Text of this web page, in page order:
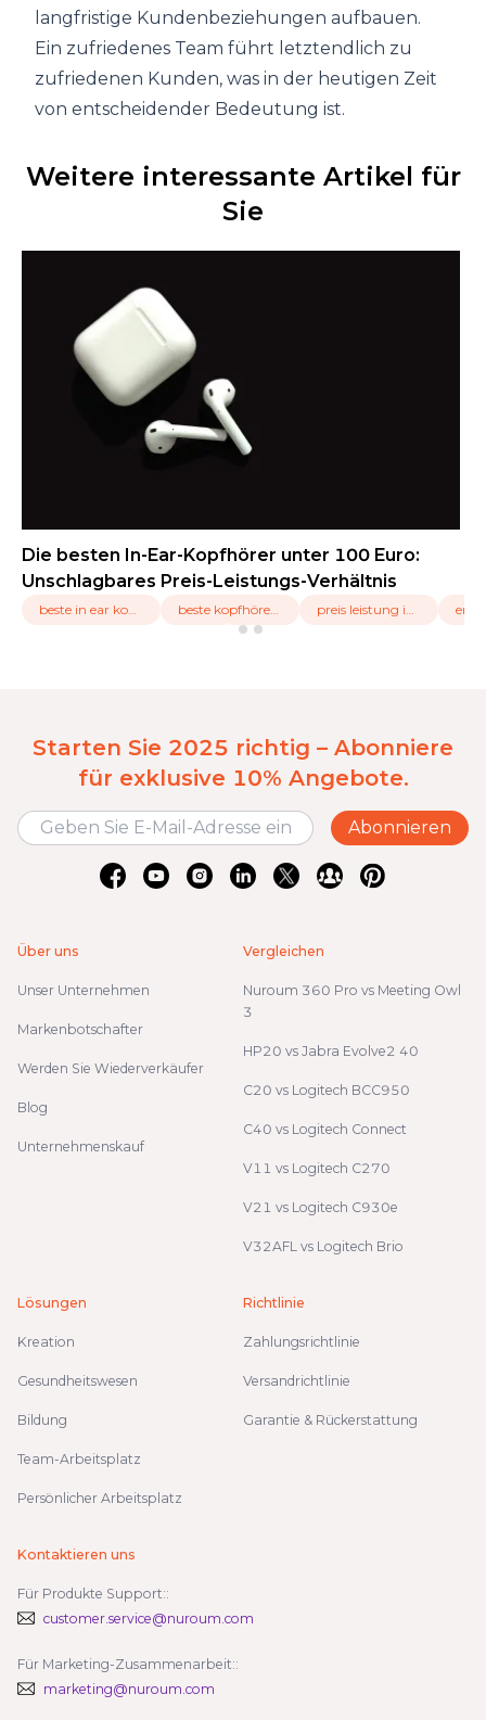
langfristige Kundenbeziehungen aufbauen.
Ein zufriedenes Team führt letztendlich zu
zufriedenen Kunden, was in der heutigen Zeit
von entscheidender Bedeutung ist.
Weitere interessante Artikel für
Sie
Die besten In-Ear-Kopfhörer unter 100 Euro:
Unschlagbares Preis-Leistungs-Verhältnis
enc
Starten Sie 2025 richtig – Abonniere
für exklusive 10% Angebote.
Abonnieren
Über uns
Unser Unternehmen
Markenbotschafter
Werden Sie Wiederverkäufer
Blog
Unternehmenskauf
Vergleichen
Nuroum 360 Pro vs Meeting Owl
3
HP20 vs Jabra Evolve2 40
C20 vs Logitech BCC950
C40 vs Logitech Connect
V11 vs Logitech C270
V21 vs Logitech C930e
V32AFL vs Logitech Brio
Lösungen
Kreation
Gesundheitswesen
Bildung
Team-Arbeitsplatz
Persönlicher Arbeitsplatz
Richtlinie
Zahlungsrichtlinie
Versandrichtlinie
Garantie & Rückerstattung
Kontaktieren uns
Für Produkte Support::
customer.service@nuroum.com
Für Marketing-Zusammenarbeit::
marketing@nuroum.com